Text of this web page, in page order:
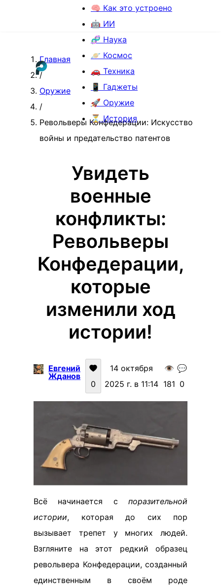
🧠 Как это устроено
🤖 ИИ
🧬 Наука
🪐 Космос
🚗 Техника
📱 Гаджеты
🚀 Оружие
⏳ История
Главная
/
Оружие
/
Револьверы Конфедерации: Искусство
войны и предательство патентов
Увидеть
военные
конфликты:
Револьверы
Конфедерации,
которые
изменили ход
истории!
Евгений
Жданов
0
14 октября
2025 г. в 11:14
👁️
181
💬
0
Всё начинается с поразительной
истории, которая до сих пор
вызывает трепет у многих людей.
Взгляните на этот редкий образец
револьвера Конфедерации, созданный
единственным в своём роде